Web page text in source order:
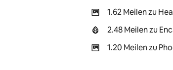
1.62 Meilen zu
2.48 Meilen zu
1.20 Meilen zu